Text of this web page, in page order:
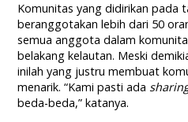
Komunitas yang didirikan pada
beranggotakan lebih dari 50
semua anggota dalam
belakang kelautan. Meski
inilah yang justru membuat
menarik. “Kami pasti ada
beda-beda,” katanya.